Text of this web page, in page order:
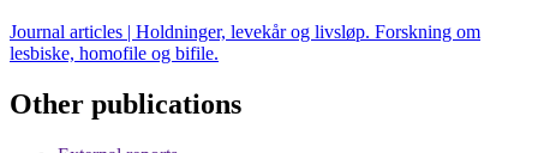
Journal articles | Holdninger, levekår og livsløp. Forskning om
lesbiske, homofile og bifile.
Other publications